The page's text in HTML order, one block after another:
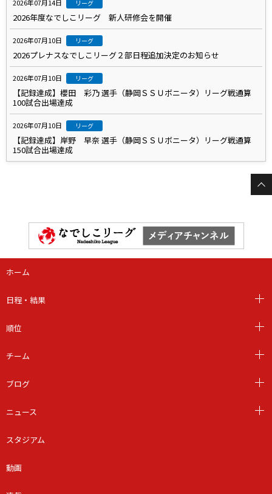
2026年07月14日 リーグ
2026年度なでしこリーグ 新人研修会を開催
2026年07月10日 リーグ
2026プレナスなでしこリーグ２部日程追加決定のお知らせ
2026年07月10日 リーグ
【記録達成】櫻田 彩乃 選手（静岡ＳＳＵボニータ）リーグ戦通算
100試合出場達成
2026年07月10日 リーグ
【記録達成】岸野 早奈 選手（静岡ＳＳＵボニータ）リーグ戦通算
150試合出場達成
ホーム
日程・結果
順位
チーム
ブログ
ニュース
スタジアム
動画